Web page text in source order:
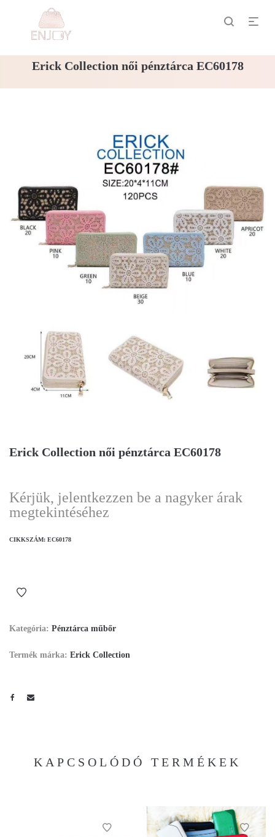
Erick Collection női pénztárca EC60178
Erick Collection női pénztárca EC60178
Kérjük, jelentkezzen be a nagyker árak
megtekintéséhez
CIKKSZÁM: EC60178
Kategória: Pénztárca műbőr
Termék márka: Erick Collection
KAPCSOLÓDÓ TERMÉKEK